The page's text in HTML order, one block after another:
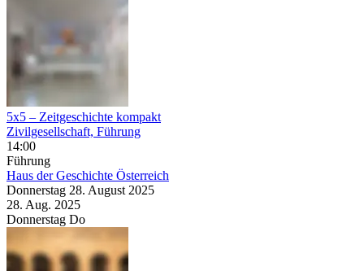
5x5 – Zeitgeschichte kompakt
Zivilgesellschaft, Führung
14:00
Führung
Haus der Geschichte Österreich
Donnerstag 28. August 2025
28. Aug. 2025
Donnerstag Do